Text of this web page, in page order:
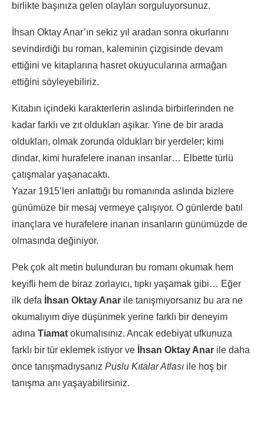
birlikte başınıza gelen olayları sorguluyorsunuz.
İhsan Oktay Anar’ın sekiz yıl aradan sonra okurlarını
sevindirdiği bu roman, kaleminin çizgisinde devam
ettiğini ve kitaplarına hasret okuyucularına armağan
ettiğini söyleyebiliriz.
Kitabın içindeki karakterlerin aslında birbirlerinden ne
kadar farklı ve zıt oldukları aşikar. Yine de bir arada
oldukları, olmak zorunda oldukları bir yerdeler; kimi
dindar, kimi hurafelere inanan insanlar… Elbette türlü
çatışmalar yaşanacaktı.
Yazar 1915’leri anlattığı bu romanında aslında bizlere
günümüze bir mesaj vermeye çalışıyor. O günlerde batıl
inançlara ve hurafelere inanan insanların günümüzde de
olmasında değiniyor.
Pek çok alt metin bulunduran bu romanı okumak hem
keyifli hem de biraz zorlayıcı, tıpkı yaşamak gibi… Eğer
ilk defa
İhsan Oktay Anar ile tanışmıyorsanız bu ara ne
okumalıyım diye düşünmek yerine farklı bir deneyim
adına Tiamat okumalısınız. Ancak edebiyat ufkunuza
farklı bir tür eklemek istiyor ve
İhsan Oktay Anar ile daha
önce tanışmadıysanız Puslu Kıtalar Atlası ile hoş bir
tanışma anı yaşayabilirsiniz.